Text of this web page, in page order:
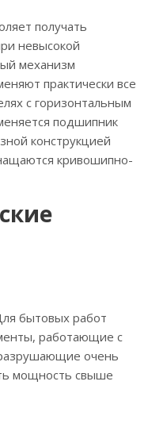
получать
невысокой
механизм
практически все
с горизонтальным
подшипник
конструкцией
кривошипно-
бытовых работ
работающие с
очень
мощность свыше